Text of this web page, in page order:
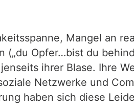
Mangel an
Opfer…bist du
ihrer Blase. Ihre
Netzwerke und
haben sich diese